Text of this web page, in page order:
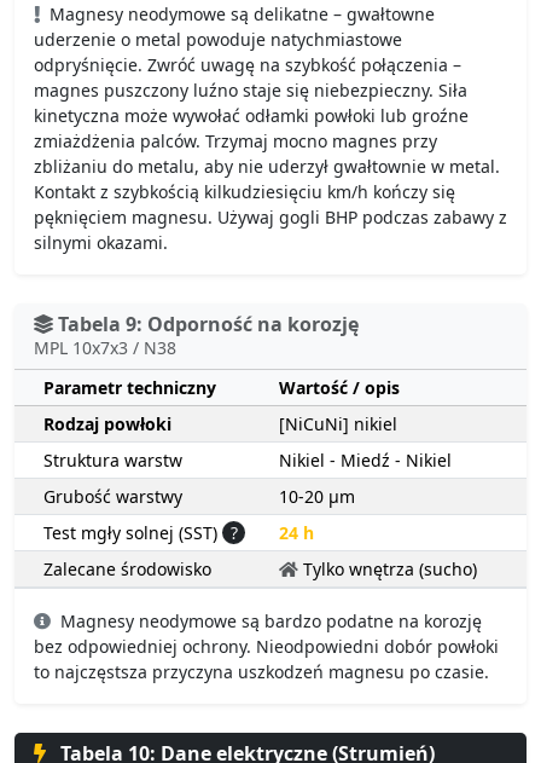
Magnesy neodymowe są delikatne – gwałtowne
uderzenie o metal powoduje natychmiastowe
odpryśnięcie. Zwróć uwagę na szybkość połączenia –
magnes puszczony luźno staje się niebezpieczny. Siła
kinetyczna może wywołać odłamki powłoki lub groźne
zmiażdżenia palców. Trzymaj mocno magnes przy
zbliżaniu do metalu, aby nie uderzył gwałtownie w metal.
Kontakt z szybkością kilkudziesięciu km/h kończy się
pęknięciem magnesu. Używaj gogli BHP podczas zabawy z
silnymi okazami.
Tabela 9: Odporność na korozję
MPL 10x7x3 / N38
Parametr techniczny
Wartość / opis
Rodzaj powłoki
[NiCuNi] nikiel
Struktura warstw
Nikiel - Miedź - Nikiel
Grubość warstwy
10-20 µm
Test mgły solnej (SST) ?
24 h
Zalecane środowisko
Tylko wnętrza (sucho)
Magnesy neodymowe są bardzo podatne na korozję
bez odpowiedniej ochrony. Nieodpowiedni dobór powłoki
to najczęstsza przyczyna uszkodzeń magnesu po czasie.
Tabela 10: Dane elektryczne (Strumień)